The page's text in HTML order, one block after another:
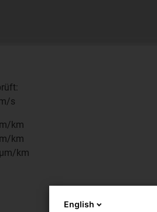
s
km
km
km
English